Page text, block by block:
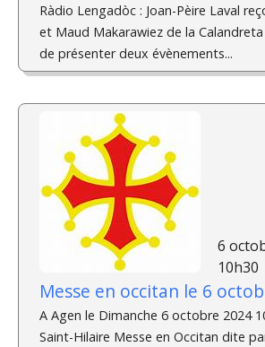
Ràdio Lengadòc : Joan-Pèire Laval
et Maud Makarawiez de la
de présenter deux évènements...
6
10h30
Messe en occitan le 6
A Agen le Dimanche 6 octobre 2024
Saint-Hilaire Messe en Occitan dite